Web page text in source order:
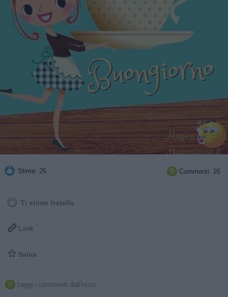
Stime: 26  Commenti: 26
Ti stimo fratella
 Link
 Salva
 Leggi i commenti dall'inizio...